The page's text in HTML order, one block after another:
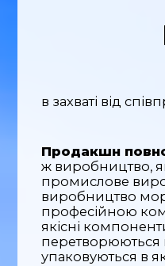
в захваті від
Продакшн
ж виробництво,
промислове
виробництво
професійною
якісні
перетворюються
упаковуються в